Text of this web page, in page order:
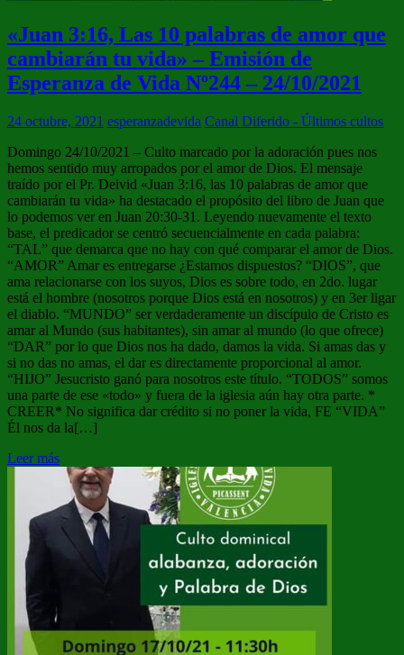
«Juan 3:16, Las 10 palabras de amor que
cambiarán tu vida» – Emisión de
Esperanza de Vida Nº244 – 24/10/2021
24 octubre, 2021 esperanzadevida Canal Diferido - Últimos cultos
Domingo 24/10/2021 – Culto marcado por la adoración pues nos
hemos sentido muy arropados por el amor de Dios. El mensaje
traído por el Pr. Deivid «Juan 3:16, las 10 palabras de amor que
cambiarán tu vida» ha destacado el propósito del libro de Juan que
lo podemos ver en Juan 20:30-31. Leyendo nuevamente el texto
base, el predicador se centró secuencialmente en cada palabra:
“TAL” que demarca que no hay con qué comparar el amor de Dios.
“AMOR” Amar es entregarse ¿Estamos dispuestos? “DIOS”, que
ama relacionarse con los suyos, Dios es sobre todo, en 2do. lugar
está el hombre (nosotros porque Dios está en nosotros) y en 3er ligar
el diablo. “MUNDO” ser verdaderamente un discípulo de Cristo es
amar al Mundo (sus habitantes), sin amar al mundo (lo que ofrece)
“DAR” por lo que Dios nos ha dado, damos la vida. Si amas das y
si no das no amas, el dar es directamente proporcional al amor.
“HIJO” Jesucristo ganó para nosotros este título. “TODOS” somos
una parte de ese «todo» y fuera de la iglesia aún hay otra parte. *
CREER* No significa dar crédito si no poner la vida, FE “VIDA”
Él nos da la[…]
Leer más